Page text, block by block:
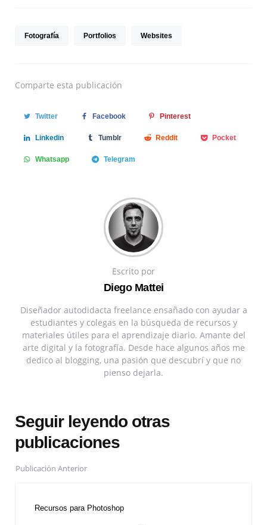
Fotografía Portfolios Websites
Comparte esta publicación
Twitter Facebook Pinterest
Linkedin Tumblr Reddit Pocket
Whatsapp Telegram
Escrito por
Diego Mattei
Diseñador autodidacta freelance ensañado con ayudar a
estudiantes y colegas en la búsqueda de recursos y
materiales útiles para el aprendizaje diario. Amante del
arte digital y la fotografía. Desde hace algunos años me
dedico al blogging, una pasión que descubrí y que no
pienso dejarla.
Seguir leyendo otras
publicaciones
Publicación Anterior
Recursos para Photoshop